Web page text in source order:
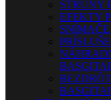
STRUNY
EFEKTY